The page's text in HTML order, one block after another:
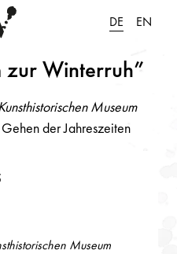
DE EN
zur Winterruh”
Museum
der Jahreszeiten
Museum